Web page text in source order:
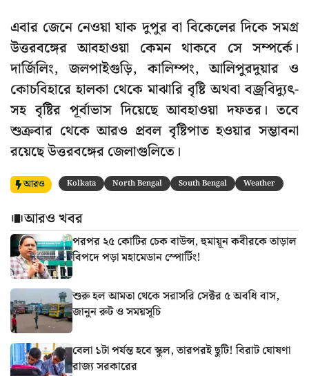
এবার জেনে নেওয়া যাক দুপুর বা বিকেলের দিকে সমগ্র
উত্তরবঙ্গের আবহাওয়া কেমন থাকবে সে সম্পর্কে।
দার্জিলিং, জলপাইগুড়ি, কালিম্পং, আলিপুরদুয়ার ও
কোচবিহারে হালকা থেকে মাঝারি বৃষ্টি অথবা বজ্রবিদ্যুৎ-
সহ বৃষ্টির পূর্বাভাস দিয়েছে আবহাওয়া দফতর। তবে
শুক্রবার থেকে আরও প্রবল বৃষ্টিপাত হওয়ার সম্ভাবনা
রয়েছে উত্তরবঙ্গের জেলাগুলিতে।
আরও Kolkata North Bengal South Bengal Weather
আরও খবর
পরপর ২৫ কোটির চেক বাউন্স, হুমায়ূন কবীরকে তাড়াল
বিপদে পড়া মহামেডান স্পোর্টিং!
শুরু হল আমতা থেকে সরাসরি সেক্টর ৫ অবধি বাস,
জানুন রুট ও সময়সূচি
বেলা ১টা পর্যন্ত হবে স্কুল, তারপরই ছুটি! বিরাট ঘোষণা
রাজ্য সরকারের